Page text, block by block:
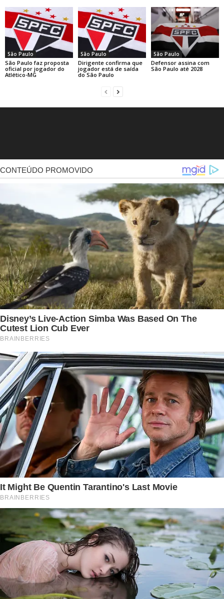
São Paulo
São Paulo faz proposta
oficial por jogador do
Atlético-MG
São Paulo
Dirigente confirma que
jogador está de saída
do São Paulo
São Paulo
Defensor assina com
São Paulo até 2028